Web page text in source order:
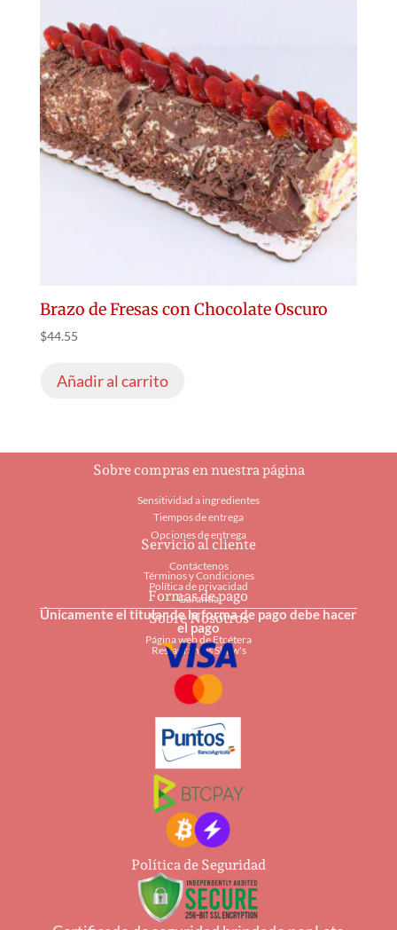
Brazo de Fresas con Chocolate Oscuro
$44.55
Añadir al carrito
Sobre compras en nuestra página
Sensitividad a ingredientes
Tiempos de entrega
Opciones de entrega
Servicio al cliente
Contáctenos
Términos y Condiciones
Política de privacidad
Garantía
Sobre Nosotros
Página web de Etcétera
Restaurantes Shaw's
Formas de pago
Únicamente el titular de la forma de pago debe hacer
el pago
Política de Seguridad